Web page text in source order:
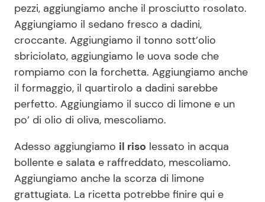
pezzi, aggiungiamo anche il prosciutto rosolato.
Aggiungiamo il sedano fresco a dadini,
croccante. Aggiungiamo il tonno sott’olio
sbriciolato, aggiungiamo le uova sode che
rompiamo con la forchetta. Aggiungiamo anche
il formaggio, il quartirolo a dadini sarebbe
perfetto. Aggiungiamo il succo di limone e un
po’ di olio di oliva, mescoliamo.
Adesso aggiungiamo il riso lessato in acqua
bollente e salata e raffreddato, mescoliamo.
Aggiungiamo anche la scorza di limone
grattugiata. La ricetta potrebbe finire qui e